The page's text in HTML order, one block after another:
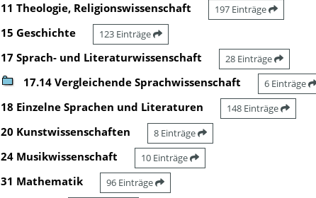
11 Theologie, Religionswissenschaft 197 Einträge
15 Geschichte 123 Einträge
17 Sprach- und Literaturwissenschaft 28 Einträge
17.14 Vergleichende Sprachwissenschaft 6 Einträge
18 Einzelne Sprachen und Literaturen 148 Einträge
20 Kunstwissenschaften 8 Einträge
24 Musikwissenschaft 10 Einträge
31 Mathematik 96 Einträge